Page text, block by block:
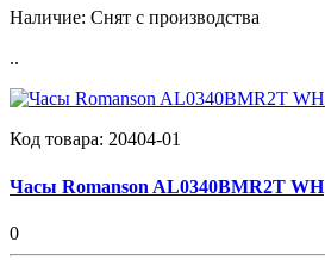
Наличие: Снят с производства
..
Код товара: 20404-01
Часы Romanson AL0340BMR2T WH
0